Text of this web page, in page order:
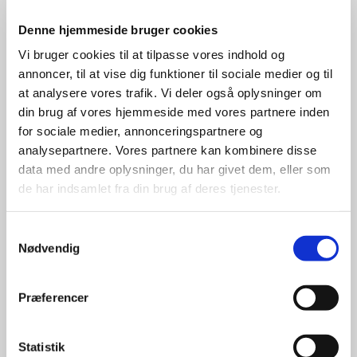
Denne hjemmeside bruger cookies
Vi bruger cookies til at tilpasse vores indhold og
annoncer, til at vise dig funktioner til sociale medier og til
at analysere vores trafik. Vi deler også oplysninger om
din brug af vores hjemmeside med vores partnere inden
for sociale medier, annonceringspartnere og
analysepartnere. Vores partnere kan kombinere disse
data med andre oplysninger, du har givet dem, eller som
de har indsamlet fra din brug af deres tjenester.
Nødvendig
Præferencer
Statistik
BENYT SOMMERSÆSONEN TIL AT
FORBEDRE DINE SKYDEFÆRDIGHEDER
VED BESØG PÅ FLUGTSKYDNINGSBANEN
Der er for os alle al mulig grund til at benytte
sommersæsonen til at træne sine skydefærdigheder på
flugtskydningsbanen. – Vi er derfor glade for at kunne
fortælle, at vore medlemmer er velkomne til at deltage i
almindelige træningsskydninger hos vore naboforeninger,
Mols-Rønde Jagtforening :
Træner på banen i Agri, - hvor der skydes skeet-
skydning. – I april måned skydes om lørdagen med start
kl. 10.00. – Derefter hver mandag aften med start kl.